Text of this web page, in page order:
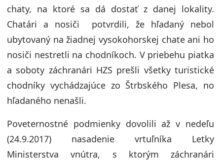
chaty, na ktoré sa dá dostať z danej lokality.
Chatári a nosiči potvrdili, že hľadaný nebol
ubytovaný na žiadnej vysokohorskej chate ani ho
nosiči nestretli na chodníkoch. V priebehu piatka
a soboty záchranári HZS prešli všetky turistické
chodníky vychádzajúce zo Štrbského Plesa, no
hľadaného nenašli.
Poveternostné podmienky dovolili až v nedeľu
(24.9.2017) nasadenie vrtuľníka Letky
Ministerstva vnútra, s ktorým záchranári